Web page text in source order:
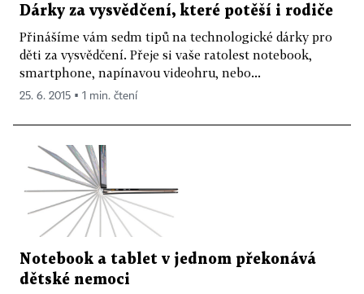
Dárky za vysvědčení, které potěší i rodiče
Přinášíme vám sedm tipů na technologické dárky pro
děti za vysvědčení. Přeje si vaše ratolest notebook,
smartphone, napínavou videohru, nebo...
25. 6. 2015 ▪ 1 min. čtení
Notebook a tablet v jednom překonává
dětské nemoci